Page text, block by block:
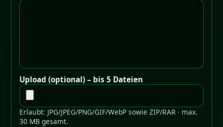
Upload (optional) – bis 5 Dateien
Erlaubt: JPG/JPEG/PNG/GIF/WebP sowie ZIP/RAR · max.
30 MB gesamt.